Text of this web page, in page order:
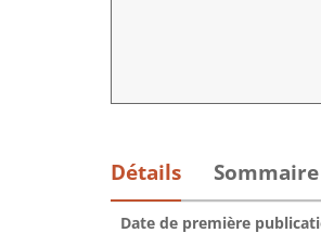
Détails Sommaire
Date de première